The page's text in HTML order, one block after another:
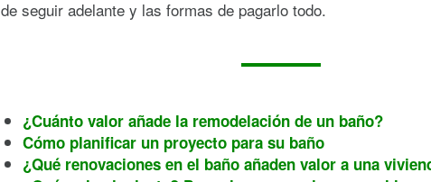
de seguir adelante y las formas de pagarlo todo.
¿Cuánto valor añade la remodelación de un baño?
Cómo planificar un proyecto para su baño
¿Qué renovaciones en el baño añaden valor a una